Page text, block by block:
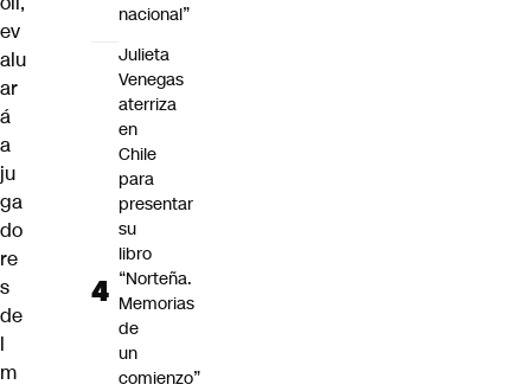
ev
alu
ar
á
a
ju
ga
do
re
s
de
l
m
nacional”
Julieta
Venegas
aterriza
en
Chile
para
presentar
su
libro
“Norteña.
Memorias
de
un
comienzo”